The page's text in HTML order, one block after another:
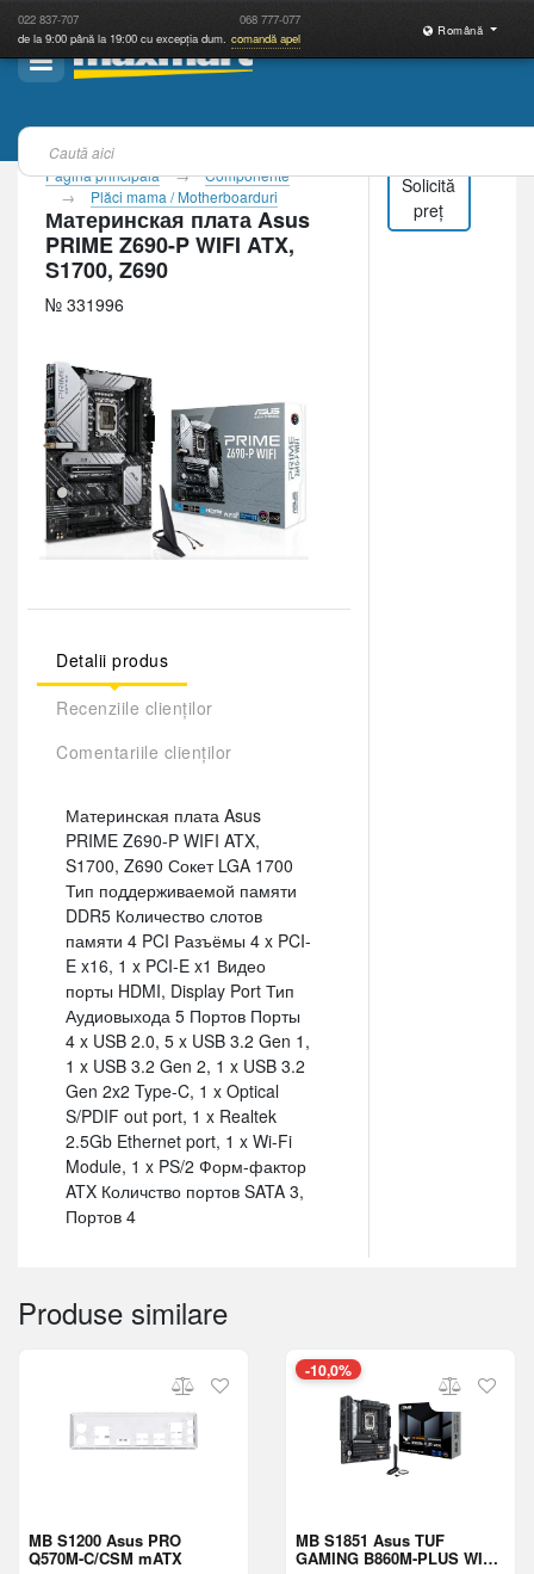
022 837-707 068 777-077
de la 9:00 până la 19:00 cu excepția dum. comandă apel
Română
Pagina principală
Componente
Plăci mama / Motherboarduri
Материнская плата Asus
PRIME Z690-P WIFI ATX,
S1700, Z690
№ 331996
Detalii produs
Recenziile clienților
Comentariile clienților
Материнская плата Asus
PRIME Z690-P WIFI ATX,
S1700, Z690 Сокет LGA 1700
Тип поддерживаемой памяти
DDR5 Количество слотов
памяти 4 PCI Разъёмы 4 x PCI-
E x16, 1 x PCI-E x1 Видео
порты HDMI, Display Port Тип
Аудиовыхода 5 Портов Порты
4 x USB 2.0, 5 x USB 3.2 Gen 1,
1 x USB 3.2 Gen 2, 1 x USB 3.2
Gen 2x2 Type-C, 1 x Optical
S/PDIF out port, 1 x Realtek
2.5Gb Ethernet port, 1 x Wi-Fi
Module, 1 x PS/2 Форм-фактор
ATX Количство портов SATA 3,
Портов 4
Solicită
preț
Produse similare
MB S1200 Asus PRO
Q570M-C/CSM mATX
-10,0%
MB S1851 Asus TUF
GAMING B860M-PLUS WIFI